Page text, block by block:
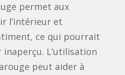
permet aux
l’intérieur et
ce qui pourrait
L’utilisation
peut aider à